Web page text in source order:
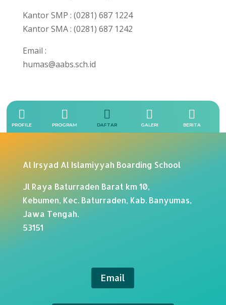
Kantor SMP : (0281) 687 1224
Kantor SMA : (0281) 687 1242
Email :
humas@aabs.sch.id

PROFILE

PROGRAM

DAFTAR

GALERI

BERITA
Al Irsyad Al Islamiyyah Boarding School
Jl Raya Baturraden Barat km 10,
Kebumen, Kec. Baturraden, Kab. Banyumas,
Jawa Tengah.
53151
Email